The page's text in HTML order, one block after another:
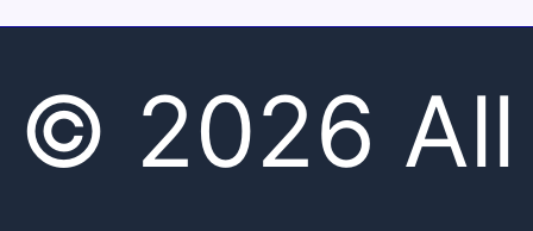
© 2026 All